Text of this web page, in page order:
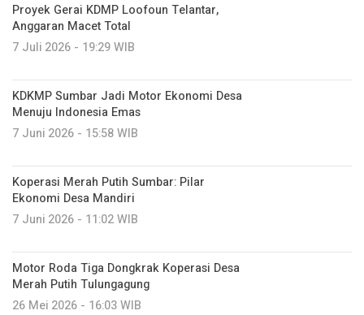
Proyek Gerai KDMP Loofoun Telantar,
Anggaran Macet Total
7 Juli 2026 - 19:29 WIB
KDKMP Sumbar Jadi Motor Ekonomi Desa
Menuju Indonesia Emas
7 Juni 2026 - 15:58 WIB
Koperasi Merah Putih Sumbar: Pilar
Ekonomi Desa Mandiri
7 Juni 2026 - 11:02 WIB
Motor Roda Tiga Dongkrak Koperasi Desa
Merah Putih Tulungagung
26 Mei 2026 - 16:03 WIB